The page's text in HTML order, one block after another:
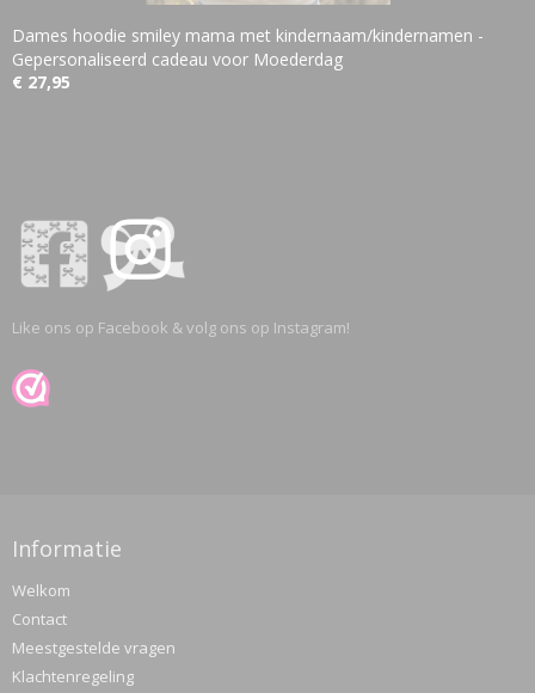
Dames hoodie smiley mama met kindernaam/kindernamen -
Gepersonaliseerd cadeau voor Moederdag
€ 27,95
Like ons op Facebook & volg ons op Instagram!
Informatie
Welkom
Contact
Meestgestelde vragen
Klachtenregeling